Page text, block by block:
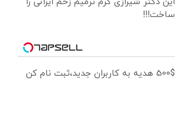
ساخت!!!
500$ هدیه به کاربران جدید،ثبت نام کن